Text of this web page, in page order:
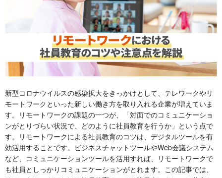
新型コロナウイルスの感染拡大をきっかけとして、テレワークやリ
モートワークといった新しい働き方を取り入れる企業が増えていま
す。リモートワークの課題の一つが、「対面でのコミュニケーショ
ンがとりづらい状況で、どのように社員教育を行うか」という点で
す。リモートワークによる社員教育のコツは、デジタルツールを有
効活用することです。ビジネスチャットツールやWeb会議システム
など、コミュニケーションツールを活用すれば、リモートワークで
も社員としっかりコミュニケーションがとれます。この記事では、